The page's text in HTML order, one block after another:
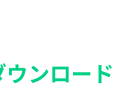
ンロード